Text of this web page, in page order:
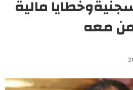
مالية
معه